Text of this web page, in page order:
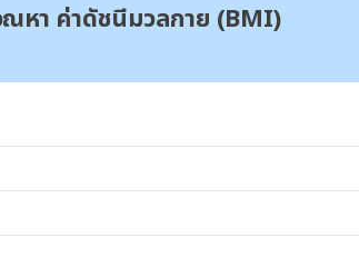
ณหา ค่าดัชนีมวลกาย (BMI)